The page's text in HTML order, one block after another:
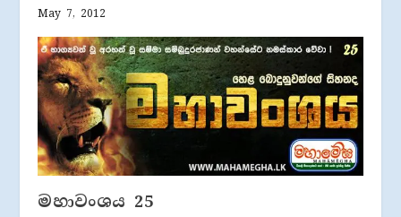
May 7, 2012
මහාවංශය 25